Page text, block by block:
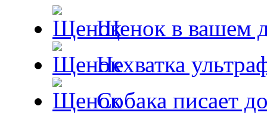
Щенок в вашем
Нехватка
Собака писает